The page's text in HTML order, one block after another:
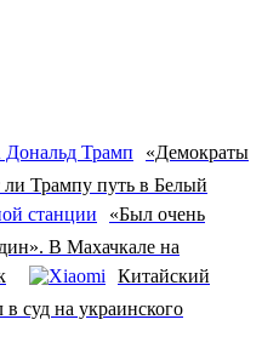
«Демократы
Трампу путь в Белый
«Был очень
В Махачкале на
Китайский
суд на украинского